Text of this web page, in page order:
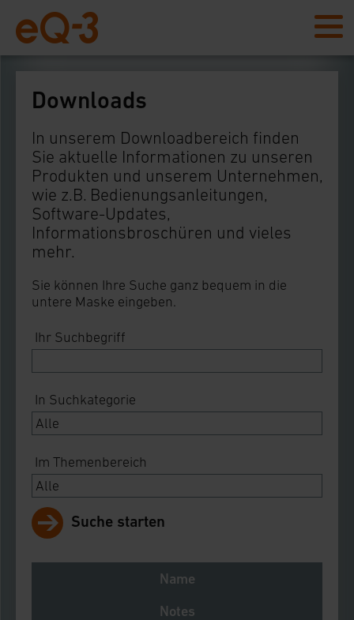
Downloads
In unserem Downloadbereich finden
Sie aktuelle Informationen zu unseren
Produkten und unserem Unternehmen,
wie z.B. Bedienungsanleitungen,
Software-Updates,
Informationsbroschüren und vieles
mehr.
Sie können Ihre Suche ganz bequem in die
untere Maske eingeben.
Ihr Suchbegriff
In Suchkategorie
Im Themenbereich
Suche starten
Name
Notes